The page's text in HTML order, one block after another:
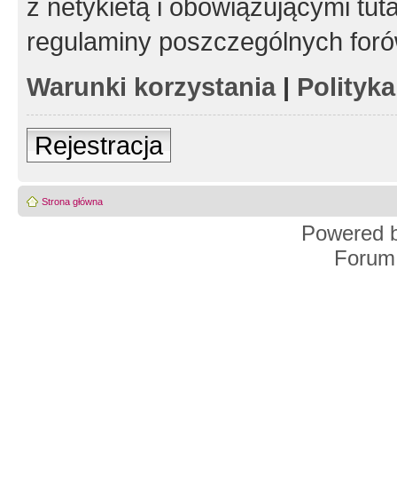
z netykietą i obowiązującymi
regulaminy poszczególnych
Warunki korzystania|
Rejestracja
Strona główna
Powered